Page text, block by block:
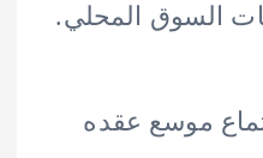
المحلي.
عقده